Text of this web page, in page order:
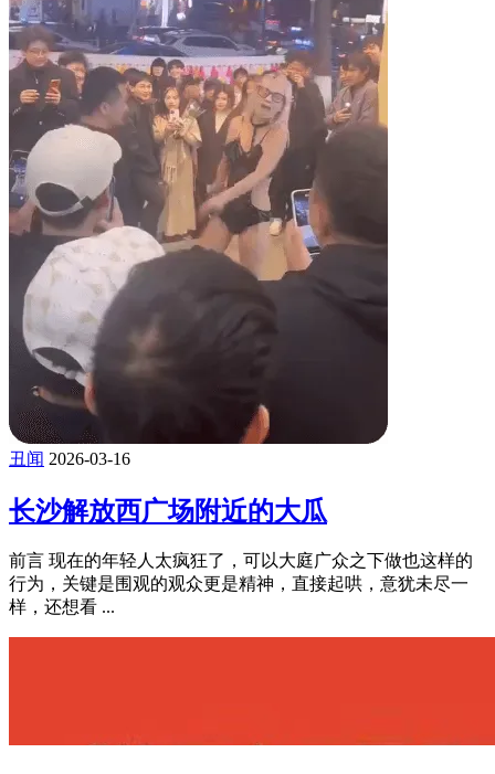
丑闻 2026-03-16
长沙解放西广场附近的大瓜
前言 现在的年轻人太疯狂了，可以大庭广众之下做也这样的
行为，关键是围观的观众更是精神，直接起哄，意犹未尽一
样，还想看 ...